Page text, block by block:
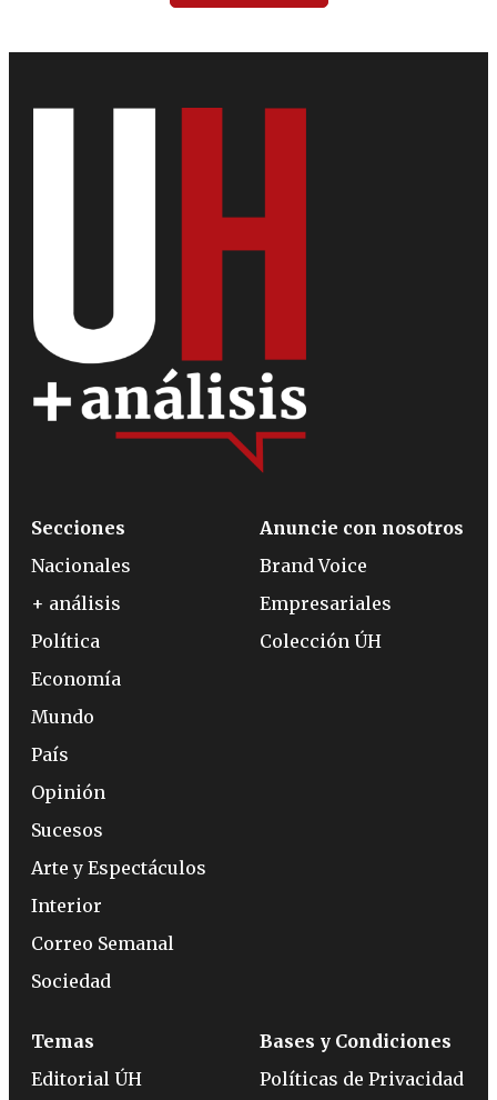
Secciones
Nacionales
+ análisis
Política
Economía
Mundo
País
Opinión
Sucesos
Arte y Espectáculos
Interior
Correo Semanal
Sociedad
Anuncie con nosotros
Brand Voice
Empresariales
Colección ÚH
Temas
Editorial ÚH
Bases y Condiciones
Políticas de Privacidad